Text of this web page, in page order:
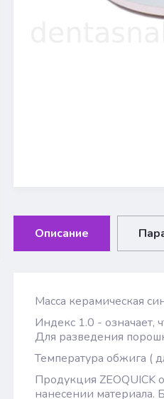
Описание
Масса керамическая
Индекс 1.0 - означает,
Для разведения
Температура обжига (
Продукция ZEOQUICK
нанесении материала.